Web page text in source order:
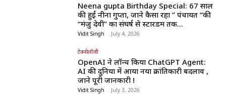
Neena gupta Birthday Special: 67 साल
की हुईं नीना गुप्ता, जाने कैसा रहा ” पंचायत “की
“मंजु देवी” का संघर्ष से स्टारडम तक...
Vidit Singh - July 4, 2026
टेक्नोलॉजी
OpenAI ने लॉन्च किया ChatGPT Agent:
AI की दुनिया में आया नया क्रांतिकारी बदलाव ,
जाने पूरी जानकारी !
Vidit Singh - July 3, 2026